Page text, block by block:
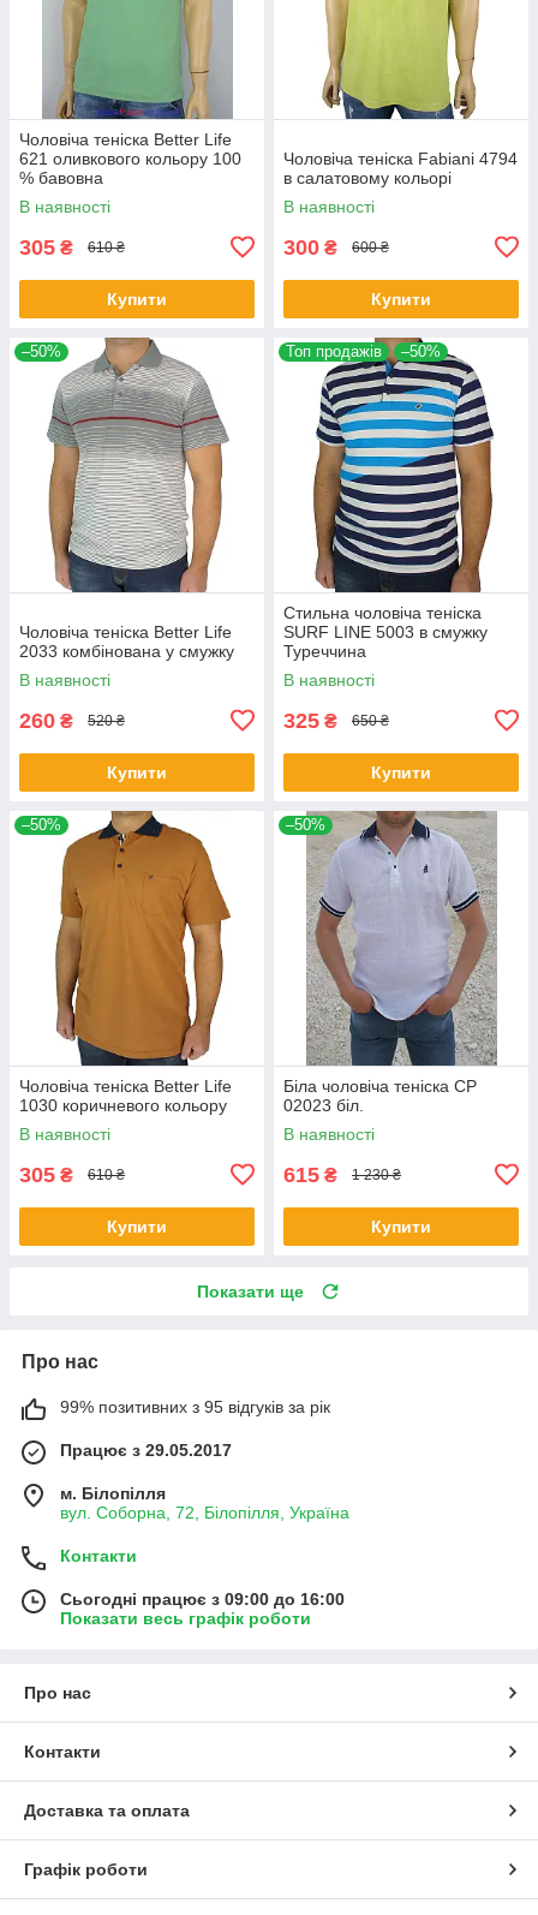
Чоловіча теніска Better Life
621 оливкового кольору 100
% бавовна
В наявності
305 ₴ 610 ₴
Купити
Чоловіча теніска Fabiani 4794
в салатовому кольорі
В наявності
300 ₴ 600 ₴
Купити
–50%
Чоловіча теніска Better Life
2033 комбінована у смужку
В наявності
260 ₴ 520 ₴
Купити
Топ продажів –50%
Стильна чоловіча теніска
SURF LINE 5003 в смужку
Туреччина
В наявності
325 ₴ 650 ₴
Купити
–50%
Чоловіча теніска Better Life
1030 коричневого кольору
В наявності
305 ₴ 610 ₴
Купити
–50%
Біла чоловіча теніска СР
02023 біл.
В наявності
615 ₴ 1 230 ₴
Купити
Показати ще
Про нас
99% позитивних з 95 відгуків за рік
Працює з 29.05.2017
м. Білопілля
вул. Соборна, 72, Білопілля, Україна
Контакти
Сьогодні працює з 09:00 до 16:00
Показати весь графік роботи
Про нас
Контакти
Доставка та оплата
Графік роботи